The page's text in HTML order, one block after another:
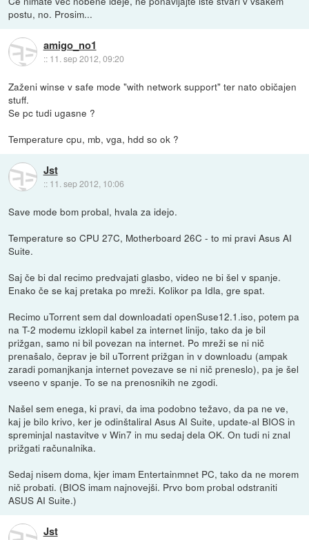
postu, no. Prosim...
amigo_no1
:: 11. sep 2012, 09:20
Zaženi winse v safe mode "with network support" ter nato običajen
stuff.
Se pc tudi ugasne ?
Temperature cpu, mb, vga, hdd so ok ?
Jst
:: 11. sep 2012, 10:06
Save mode bom probal, hvala za idejo.
Temperature so CPU 27C, Motherboard 26C - to mi pravi Asus AI
Suite.
Saj če bi dal recimo predvajati glasbo, video ne bi šel v spanje.
Enako če se kaj pretaka po mreži. Kolikor pa Idla, gre spat.
Recimo uTorrent sem dal downloadati openSuse12.1.iso, potem pa
na T-2 modemu izklopil kabel za internet linijo, tako da je bil
prižgan, samo ni bil povezan na internet. Po mreži se ni nič
prenašalo, čeprav je bil uTorrent prižgan in v downloadu (ampak
zaradi pomanjkanja internet povezave se ni nič preneslo), pa je šel
vseeno v spanje. To se na prenosnikih ne zgodi.
Našel sem enega, ki pravi, da ima podobno težavo, da pa ne ve,
kaj je bilo krivo, ker je odinštaliral Asus AI Suite, update-al BIOS in
spreminjal nastavitve v Win7 in mu sedaj dela OK. On tudi ni znal
prižgati računalnika.
Sedaj nisem doma, kjer imam Entertainmnet PC, tako da ne morem
nič probati. (BIOS imam najnovejši. Prvo bom probal odstraniti
ASUS AI Suite.)
Jst